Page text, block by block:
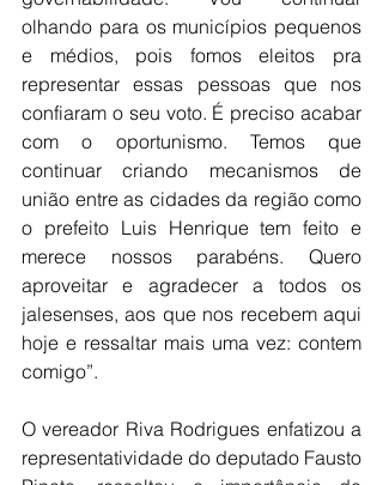
olhando para os municípios pequenos
e médios, pois fomos eleitos pra
representar essas pessoas que nos
confiaram o seu voto. É preciso acabar
com o oportunismo. Temos que
continuar criando mecanismos de
união entre as cidades da região como
o prefeito Luis Henrique tem feito e
merece nossos parabéns. Quero
aproveitar e agradecer a todos os
jalesenses, aos que nos recebem aqui
hoje e ressaltar mais uma vez: contem
comigo”.
O vereador Riva Rodrigues enfatizou a
representatividade do deputado Fausto